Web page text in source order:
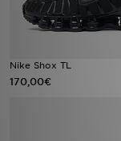
Nike Shox TL
170,00€